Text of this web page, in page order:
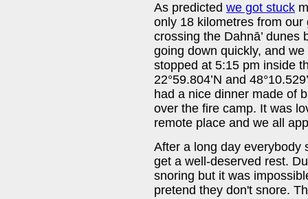
As predicted we got stuck
only 18 kilometres from
crossing the Dahnā’
going down quickly, and
stopped at 5:15 pm inside
22°59.804’N and
had a nice dinner made of
over the fire camp. It was
remote place and we all
After a long day everybody
get a well-deserved rest.
snoring but it was
pretend they don't snore.